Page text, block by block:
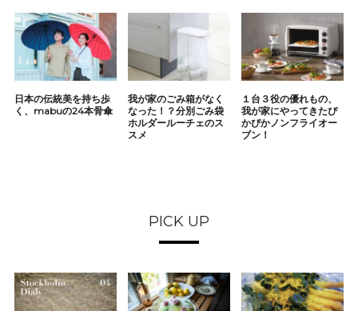
日本の伝統美を持ち歩
く、mabuの24本骨傘
我が家のごみ箱がなく
なった！？分別ごみ袋
ホルダールーチェのス
スメ
１台３役の優れもの、
我が家にやってきたぴ
かぴかノンフライオー
ブン！
PICK UP